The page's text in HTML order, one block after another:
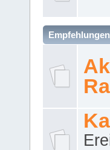
Empfehlungen